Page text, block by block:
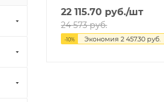
22 115.70 руб./шт
24 573руб.
-10% Экономия 2 457.30 руб.